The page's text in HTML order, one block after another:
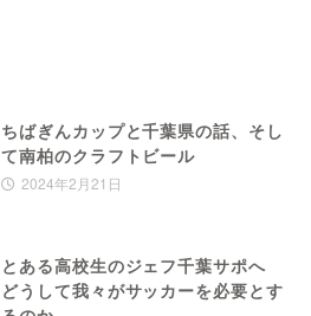
ちばぎんカップと千葉県の話、そし
て南柏のクラフトビール
2024年2月21日
とある高校生のジェフ千葉サポへ
どうして我々がサッカーを必要とす